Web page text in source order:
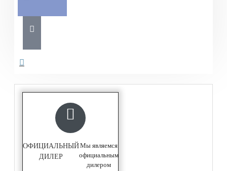
ОФИЦИАЛЬНЫЙ
ДИЛЕР
Мы являемся
официальным
дилером